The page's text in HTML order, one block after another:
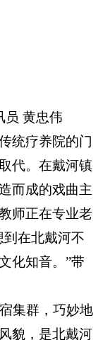
员 黄忠伟
统疗养院的门
代。在戴河镇
而成的戏曲主
师正在专业老
到在北戴河不
化知音。”带
集群，巧妙地
貌，是北戴河